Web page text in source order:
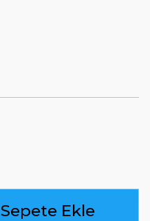
Sepete Ekle